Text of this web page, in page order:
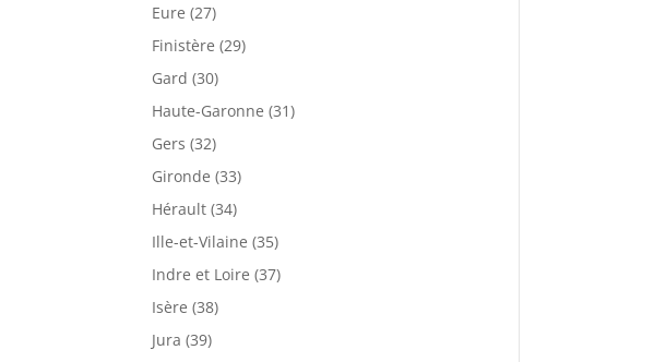
Eure (27)
Finistère (29)
Gard (30)
Haute-Garonne (31)
Gers (32)
Gironde (33)
Hérault (34)
Ille-et-Vilaine (35)
Indre et Loire (37)
Isère (38)
Jura (39)